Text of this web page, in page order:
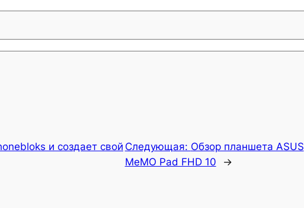
и создает свой Следующая: Обзор планшета ASUS
MeMO Pad FHD 10
→